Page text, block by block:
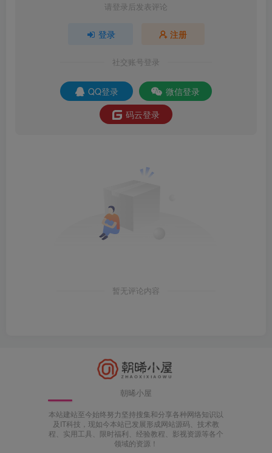
请登录后发表评论
登录 注册
社交账号登录
QQ登录
微信登录
码云登录
暂无评论内容
朝晞小屋
本站建站至今始终努力坚持搜集和分享各种网络知识以
及IT科技，现如今本站已发展形成网站源码、技术教
程、实用工具、限时福利、经验教程、影视资源等各个
领域的资源！